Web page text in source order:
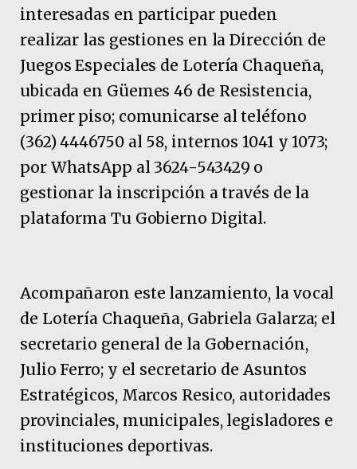
interesadas en participar pueden
realizar las gestiones en la Dirección de
Juegos Especiales de Lotería Chaqueña,
ubicada en Güemes 46 de Resistencia,
primer piso; comunicarse al teléfono
(362) 4446750 al 58, internos 1041 y 1073;
por WhatsApp al 3624-543429 o
gestionar la inscripción a través de la
plataforma Tu Gobierno Digital.
Acompañaron este lanzamiento, la vocal
de Lotería Chaqueña, Gabriela Galarza; el
secretario general de la Gobernación,
Julio Ferro; y el secretario de Asuntos
Estratégicos, Marcos Resico, autoridades
provinciales, municipales, legisladores e
instituciones deportivas.